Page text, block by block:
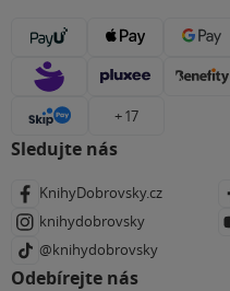
+ 17
Sledujte nás
KnihyDobrovsky.cz
knihydobrovsky
@knihydobrovsky
Odebírejte nás